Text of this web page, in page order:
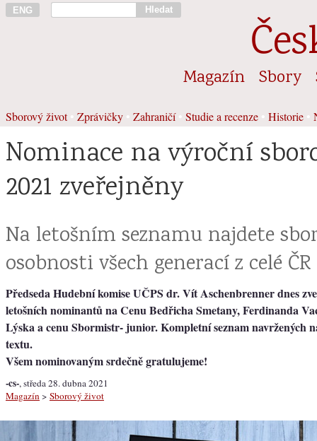
ENG Hledat
Magazín Sbory
Sborový život• Zprávičky Zahraničí• Studie a recenze Historie
Nominace na výroční
2021 zveřejněny
Na letošním seznamu najdete
osobnosti všech generací z celé ČR
Předseda Hudební komise UČPS dr. Vít Aschenbrenner dnes
letošních nominantů na Cenu Bedřicha Smetany, Ferdinanda
Lýska a cenu Sbormistr- junior. Kompletní seznam navržených
textu.
Všem nominovaným srdečně gratulujeme!
-cs-, středa 28. dubna 2021
Magazín > Sborový život